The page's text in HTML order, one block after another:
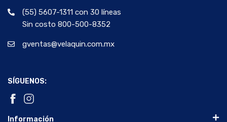
(55) 5607-1311 con 30 líneas
Sin costo 800-500-8352
gventas@velaquin.com.mx
SÍGUENOS:
Información